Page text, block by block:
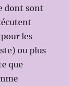
dont sont
pour les
ou plus
que